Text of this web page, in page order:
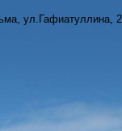
ул.Гафиатуллина,